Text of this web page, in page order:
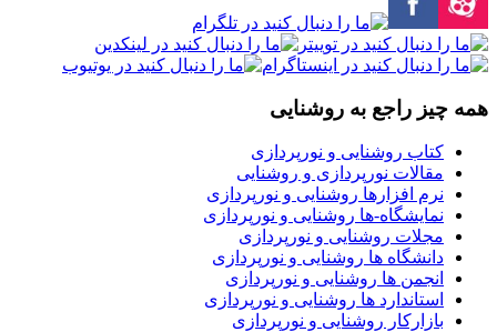
همه چیز راجع به روشنایی
کتاب روشنایی و نورپردازی
مقالات نورپردازی و روشنایی
نرم افزارها روشنایی و نورپردازی
نمایشگاه-ها روشنایی و نورپردازی
مجلات روشنایی و نورپردازی
دانشگاه ها روشنایی و نورپردازی
انجمن ها روشنایی و نورپردازی
استاندارد ها روشنایی و نورپردازی
بازارکار روشنایی و نورپردازی